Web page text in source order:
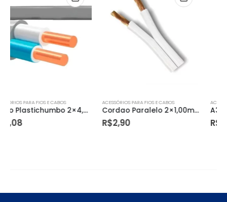
ACESSÓRIOS PARA FIOS E CABOS
Cordao Paralelo 2×1,00mm – Branco
R$2,90
ACESSÓRIOS PARA FIOS E CABOS
A39 Cabo de Força Fita Led 2 Pcs Unica
R$28,12